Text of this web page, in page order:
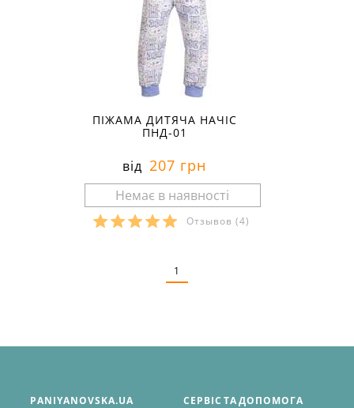
ПІЖАМА ДИТЯЧА НАЧІС
ПНД-01
від 207 грн
Отзывов (4)
1
PANIYANOVSKA.UA СЕРВІС ТА ДОПОМОГА